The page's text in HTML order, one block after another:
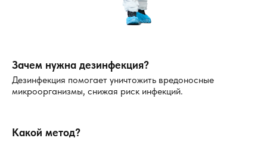
Зачем нужна дезинфекция?
Дезинфекция помогает уничтожить вредоносные
микроорганизмы, снижая риск инфекций.
Какой метод?